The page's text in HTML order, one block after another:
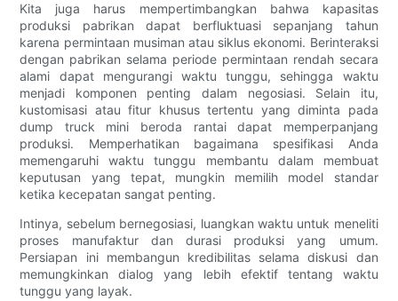
Kita juga harus mempertimbangkan bahwa kapasitas
produksi pabrikan dapat berfluktuasi sepanjang tahun
karena permintaan musiman atau siklus ekonomi. Berinteraksi
dengan pabrikan selama periode permintaan rendah secara
alami dapat mengurangi waktu tunggu, sehingga waktu
menjadi komponen penting dalam negosiasi. Selain itu,
kustomisasi atau fitur khusus tertentu yang diminta pada
dump truck mini beroda rantai dapat memperpanjang
produksi. Memperhatikan bagaimana spesifikasi Anda
memengaruhi waktu tunggu membantu dalam membuat
keputusan yang tepat, mungkin memilih model standar
ketika kecepatan sangat penting.
Intinya, sebelum bernegosiasi, luangkan waktu untuk meneliti
proses manufaktur dan durasi produksi yang umum.
Persiapan ini membangun kredibilitas selama diskusi dan
memungkinkan dialog yang lebih efektif tentang waktu
tunggu yang layak.